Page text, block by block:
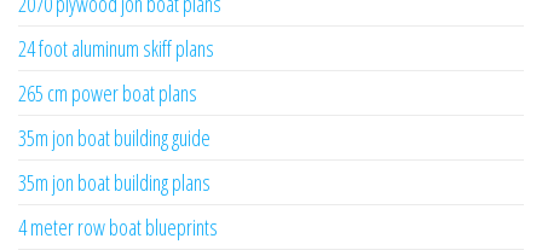
24 foot aluminum skiff plans
265 cm power boat plans
35m jon boat building guide
35m jon boat building plans
4 meter row boat blueprints